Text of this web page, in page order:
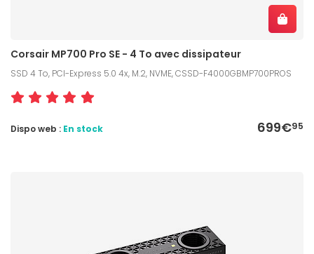
Corsair MP700 Pro SE - 4 To avec dissipateur
SSD 4 To, PCI-Express 5.0 4x, M.2, NVME, CSSD-F4000GBMP700PROS
699€95
Dispo web : En stock